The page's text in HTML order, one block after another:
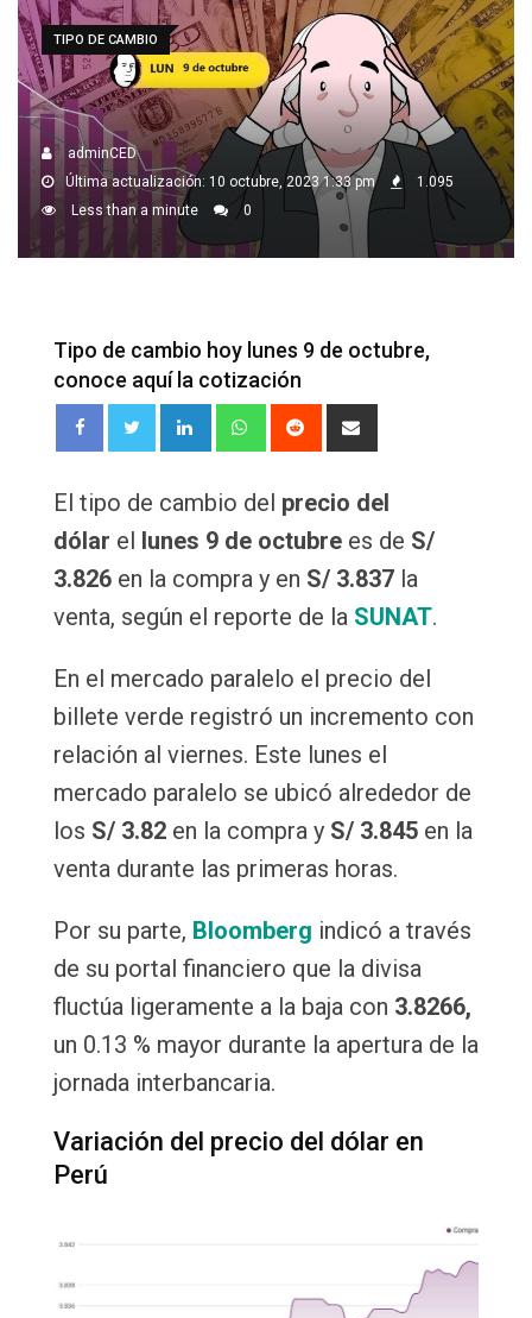
TIPO DE CAMBIO
adminCED
Última actualización: 10 octubre, 2023 1:33 pm
1.095
Less than a minute
0
Tipo de cambio hoy lunes 9 de octubre,
conoce aquí la cotización
LinkedInWhatsapp
Reddit
via
El tipo de cambio del precio del
dólar el lunes 9 de octubre es de S/
3.826 en la compra y en S/ 3.837 la
venta, según el reporte de la SUNAT.
En el mercado paralelo el precio del
billete verde registró un incremento con
relación al viernes. Este lunes el
mercado paralelo se ubicó alrededor de
los S/ 3.82 en la compra y S/ 3.845 en la
venta durante las primeras horas.
Por su parte, Bloomberg indicó a través
de su portal financiero que la divisa
fluctúa ligeramente a la baja con 3.8266,
un 0.13 % mayor durante la apertura de la
jornada interbancaria.
Variación del precio del dólar en
Perú